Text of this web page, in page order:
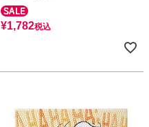
¥1,782税込